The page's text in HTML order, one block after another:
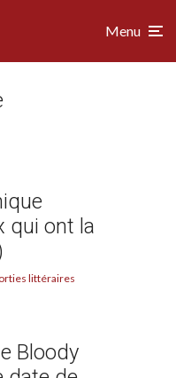
Menu
qui ont la
littéraires
Bloody